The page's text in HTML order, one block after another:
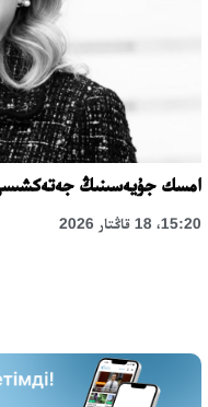
امسك جۇيەسىنىڭ
15:20، 18 قاڭتار 2026